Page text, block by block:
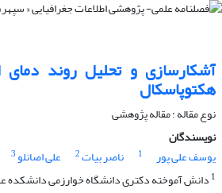
هکتوپاسکال
نوع مقاله : مقاله پژوهشی
نویسندگان
یوسف علی پور
1 ناصر بیات2 علی اصانلو3
1 دانش آموخته دکتری دانشگاه خوارزمی دانشکده